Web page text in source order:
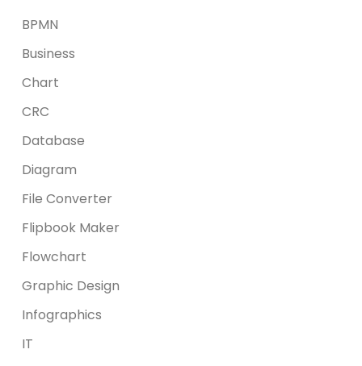
BPMN
Business
Chart
CRC
Database
Diagram
File Converter
Flipbook Maker
Flowchart
Graphic Design
Infographics
IT